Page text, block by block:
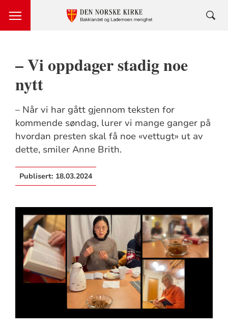
– Vi oppdager stadig noe
nytt
– Når vi har gått gjennom teksten for
kommende søndag, lurer vi mange ganger på
hvordan presten skal få noe «vettugt» ut av
dette, smiler Anne Brith.
Publisert: 18.03.2024